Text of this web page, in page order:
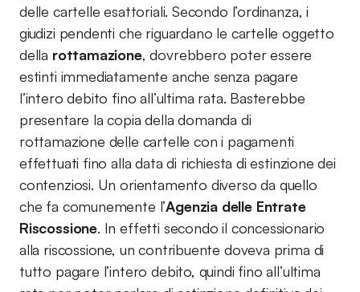
delle cartelle esattoriali. Secondo l’ordinanza, i
giudizi pendenti che riguardano le cartelle oggetto
della rottamazione, dovrebbero poter essere
estinti immediatamente anche senza pagare
l’intero debito fino all’ultima rata. Basterebbe
presentare la copia della domanda di
rottamazione delle cartelle con i pagamenti
effettuati fino alla data di richiesta di estinzione dei
contenziosi. Un orientamento diverso da quello
che fa comunemente l’Agenzia delle Entrate
Riscossione. In effetti secondo il concessionario
alla riscossione, un contribuente doveva prima di
tutto pagare l’intero debito, quindi fino all’ultima